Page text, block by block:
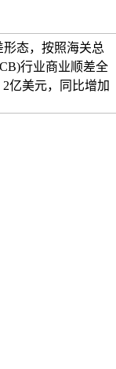
态，按照海关总
行业商业顺差全
亿美元，同比增加